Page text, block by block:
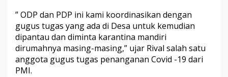
” ODP dan PDP ini kami koordinasikan dengan
gugus tugas yang ada di Desa untuk kemudian
dipantau dan diminta karantina mandiri
dirumahnya masing-masing,” ujar Rival salah satu
anggota gugus tugas penanganan Covid -19 dari
PMI.